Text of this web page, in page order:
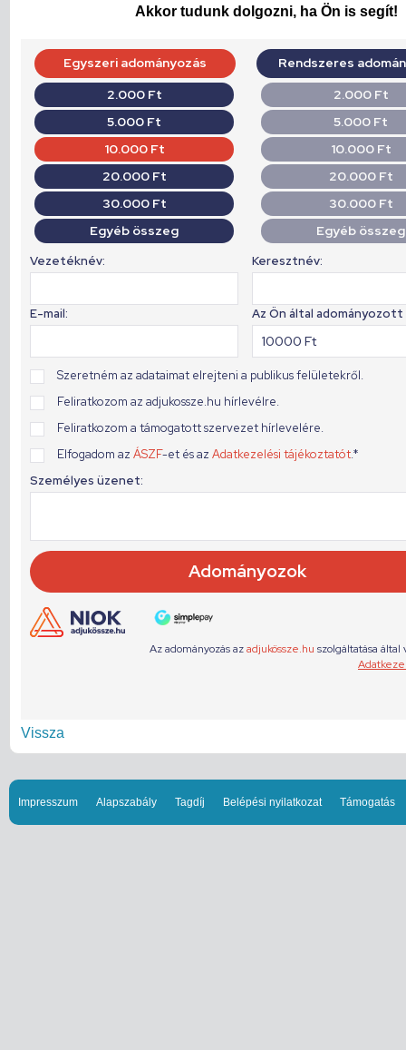
Akkor tudunk dolgozni, ha Ön is segít!
Vissza
Impresszum Alapszabály Tagdíj Belépési nyilatkozat Támogatás